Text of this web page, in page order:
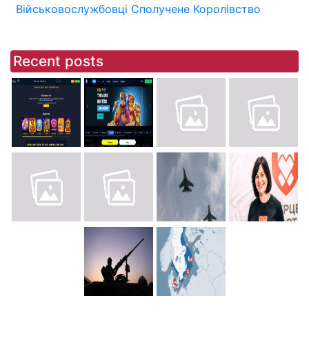
Військовослужбовці Сполучене Королівство
Recent posts